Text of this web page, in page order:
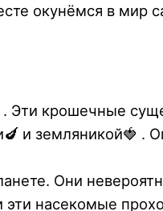
окунёмся в мир
Эти крошечные
и земляникой🍓 .
Они
насекомые